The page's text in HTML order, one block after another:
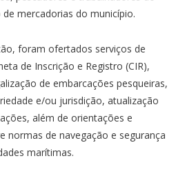
mercadorias do município.
foram ofertados serviços de
de Inscrição e Registro (CIR),
de embarcações pesqueiras,
e/ou jurisdição, atualização
além de orientações e
normas de navegação e segurança
marítimas.